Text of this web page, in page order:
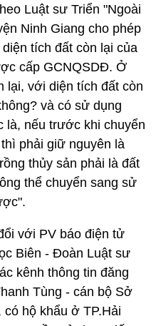
Luật sư Triển "Ngoài
Ninh Giang cho phép
tích đất còn lại của
cấp GCNQSDĐ. Ở
lại, với diện tích đất còn
và có sử dụng
là, nếu trước khi chuyển
phải giữ nguyên là
thủy sản phải là đất
thể chuyển sang sử
với PV báo điện tử
Biên - Đoàn Luật sư
kênh thông tin đăng
Tùng - cán bộ Sở
hộ khẩu ở TP.Hải